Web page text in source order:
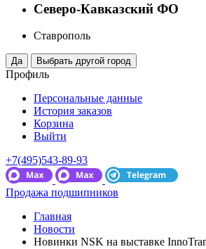
Северо-Кавказский ФО
Ставрополь
Профиль
Персональные данные
История заказов
Корзина
Выйти
+7(495)543-89-93
Продажа подшипников
Главная
Новости
Новинки NSK на выставке